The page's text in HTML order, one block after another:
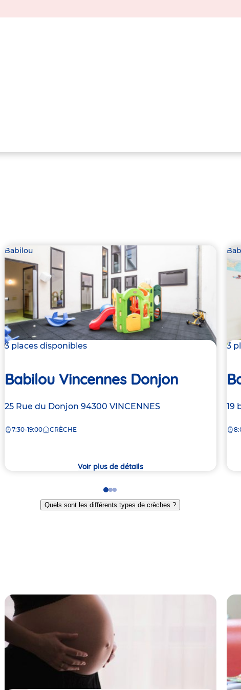
Babilou
3 places disponibles
Babilou Vincennes Donjon
Adresse
la
25 Rue du Donjon 94300 VINCENNES
7:30-19:00 CRÈCHE
Voir plus de détails
3
la
19
Go
to
slide
Go
to
slide
Go
to
slide
Quels sont les différents types de crèches ?